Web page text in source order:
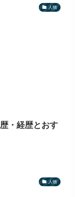
人物
・経歴とおす
人物